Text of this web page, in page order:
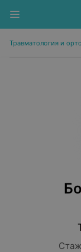
Травматология и